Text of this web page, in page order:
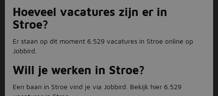
Hoeveel vacatures zijn er in
Stroe?
Er staan op dit moment 6.529 vacatures in Stroe online op
Jobbird.
Will je werken in Stroe?
Een baan in Stroe vind je via Jobbird. Bekijk hier 6.529